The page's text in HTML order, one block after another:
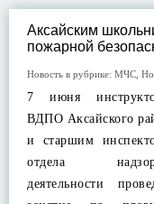
Аксайским
пожарной
Новость в рубрике: МЧС
7 июня
ВДПО Аксайского
и старшим
отдела
деятельности